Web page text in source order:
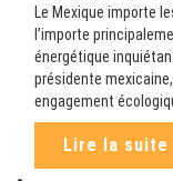
Le Mexique importe
l’importe
énergétique
présidente
engagement
Lire la suite